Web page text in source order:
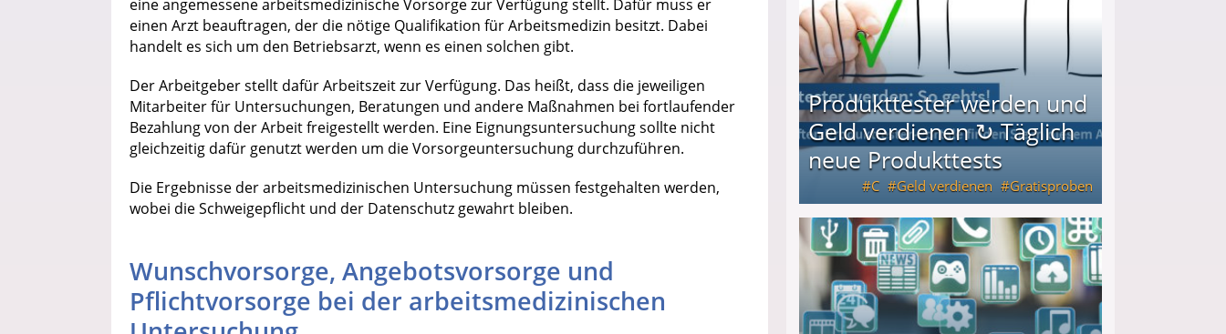
eine angemessene arbeitsmedizinische Vorsorge zur Verfügung stellt. Dafür muss er
einen Arzt beauftragen, der die nötige Qualifikation für Arbeitsmedizin besitzt. Dabei
handelt es sich um den Betriebsarzt, wenn es einen solchen gibt.
Der Arbeitgeber stellt dafür Arbeitszeit zur Verfügung. Das heißt, dass die jeweiligen
Mitarbeiter für Untersuchungen, Beratungen und andere Maßnahmen bei fortlaufender
Bezahlung von der Arbeit freigestellt werden. Eine Eignungsuntersuchung sollte nicht
gleichzeitig dafür genutzt werden um die Vorsorgeuntersuchung durchzuführen.
Die Ergebnisse der arbeitsmedizinischen Untersuchung müssen festgehalten werden,
wobei die Schweigepflicht und der Datenschutz gewahrt bleiben.
Wunschvorsorge, Angebotsvorsorge und
Pflichtvorsorge bei der arbeitsmedizinischen
Produkttester werden und
Geld verdienen ↻ Täglich
neue Produkttests
C Geld verdienen Gratisproben
Produkttester werden und Geld verdienen ↻ Täglich neue Produkttests